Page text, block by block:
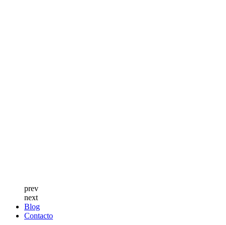
prev
next
Blog
Contacto